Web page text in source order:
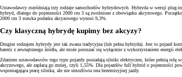
Ustawodawcy rozróżniają trzy rodzaje samochodów hybrydowych. Hybryda w wersji plug-
hybryd, dlatego do pojemności 2000 cm 3 są zwolnione z obowiązku akcyzowego.
2000 cm 3 stawka podatku akcyzowego wynosi 9,3%.
Czy klasyczną hybrydę kupimy bez akcyzy?
Drugim rodzajem hybrydy jest tak zwana tradycyjna (lub pełna hybryda). Jest to pojazd
baterii z zewnętrznego źródła, ale może poruszać się wyłącznie z wykorzystaniem energii
Zdaniem ustawodawców tego typu pojazdy posiadają silniki elektryczne, które pełnią
akcyzowego, ale zapłacą go mniej, czyli 1,55%. Dla pojazdów full hybrid o pojemności
wspomagająca pracę silnika, ale nie umożliwia ona bezemisyjnej jazdy.